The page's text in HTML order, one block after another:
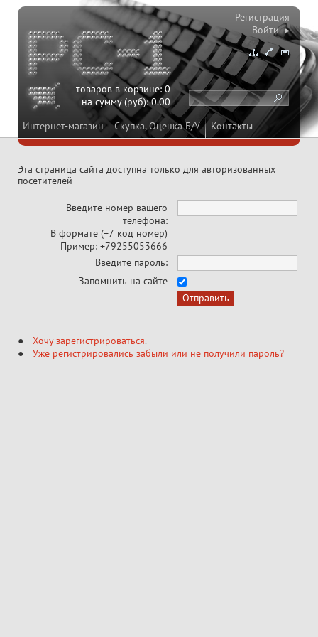
Интернет-магазин Скупка, Оценка Б/У Контакты
товаров в корзине:0
на сумму (руб):0.00
Регистрация
Войти ▸
Эта страница сайта доступна только для авторизованных
посетителей
Введите номер вашего
телефона:
В формате (+7 код номер)
Пример: +79255053666
Введите пароль:
Запомнить на сайте
Хочу зарегистрироваться.
Уже регистрировались забыли или не получили пароль?